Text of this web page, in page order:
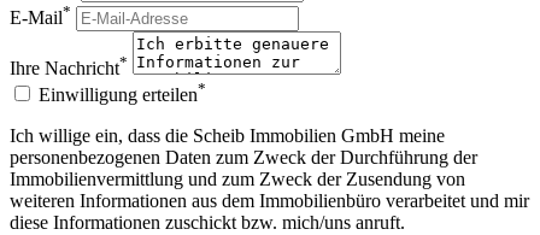
E-Mail*
Ihre Nachricht*
Einwilligung erteilen*
Ich willige ein, dass die Scheib Immobilien GmbH meine
personenbezogenen Daten zum Zweck der Durchführung der
Immobilienvermittlung und zum Zweck der Zusendung von
weiteren Informationen aus dem Immobilienbüro verarbeitet und mir
diese Informationen zuschickt bzw. mich/uns anruft.